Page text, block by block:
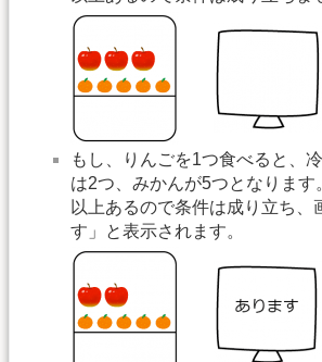
もし、りんごを1つ食べると、
は2つ、みかんが5つとなります
以上あるので条件は成り立ち、
す」と表示されます。